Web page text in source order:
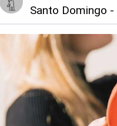
Santo Domingo -